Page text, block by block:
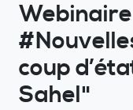
Webinaire
coup
Sahel"